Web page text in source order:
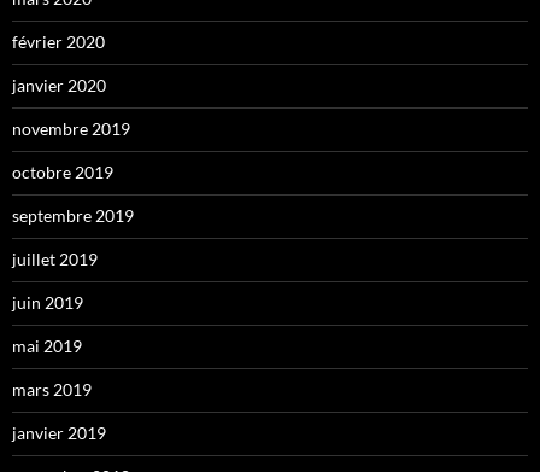
février 2020
janvier 2020
novembre 2019
octobre 2019
septembre 2019
juillet 2019
juin 2019
mai 2019
mars 2019
janvier 2019